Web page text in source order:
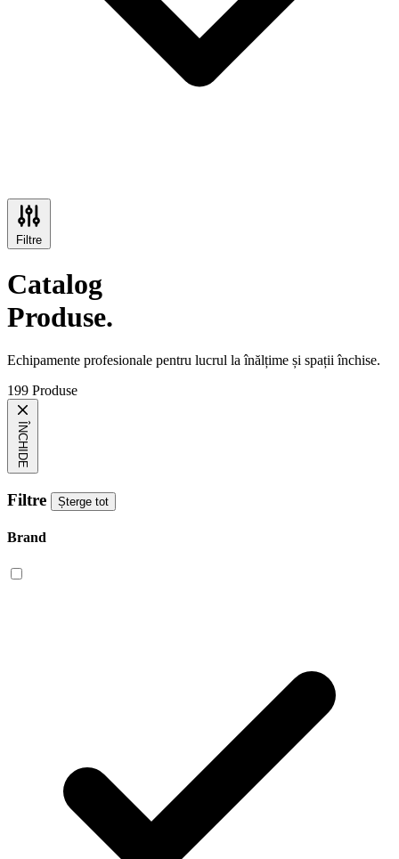
Filtre
Catalog
Produse.
Echipamente profesionale pentru lucrul la înălțime și spații închise.
199 Produse
ÎNCHIDE
Filtre Șterge tot
Brand